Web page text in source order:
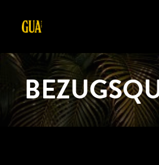
HOME
ÜBER UNS
PRODUKTE